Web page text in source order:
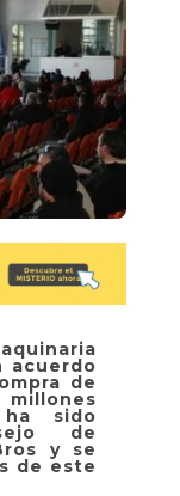
acuerdo
de
millones
sido
de
y se
de este